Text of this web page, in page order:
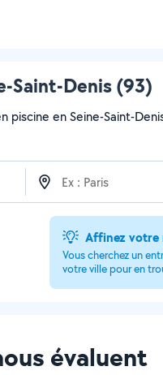
Saint-Denis (93)
en Seine-Saint-
Affinez votre
Vous cherchez un
votre ville pour en
évaluent